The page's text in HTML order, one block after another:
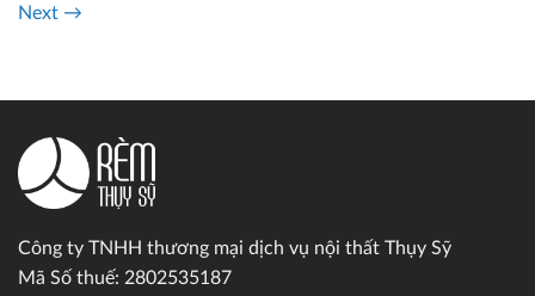
Next →
Công ty TNHH thương mại dịch vụ nội thất Thụy Sỹ
Mã Số thuế: 2802535187